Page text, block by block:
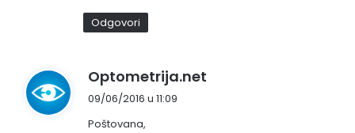
Odgovori
Optometrija.net
09/06/2016 u 11:09
Poštovana,